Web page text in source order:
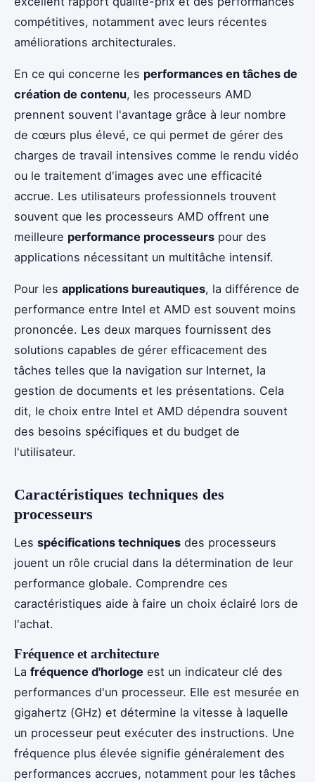
compétitives, notamment avec leurs récentes
améliorations architecturales.
En ce qui concerne les performances en tâches de
création de contenu, les processeurs AMD
prennent souvent l'avantage grâce à leur nombre
de cœurs plus élevé, ce qui permet de gérer des
charges de travail intensives comme le rendu vidéo
ou le traitement d'images avec une efficacité
accrue. Les utilisateurs professionnels trouvent
souvent que les processeurs AMD offrent une
meilleure performance processeurs pour des
applications nécessitant un multitâche intensif.
Pour les applications bureautiques, la différence de
performance entre Intel et AMD est souvent moins
prononcée. Les deux marques fournissent des
solutions capables de gérer efficacement des
tâches telles que la navigation sur Internet, la
gestion de documents et les présentations. Cela
dit, le choix entre Intel et AMD dépendra souvent
des besoins spécifiques et du budget de
l'utilisateur.
Caractéristiques techniques des
processeurs
Les spécifications techniques des processeurs
jouent un rôle crucial dans la détermination de leur
performance globale. Comprendre ces
caractéristiques aide à faire un choix éclairé lors de
l'achat.
Fréquence et architecture
La fréquence d'horloge est un indicateur clé des
performances d'un processeur. Elle est mesurée en
gigahertz (GHz) et détermine la vitesse à laquelle
un processeur peut exécuter des instructions. Une
fréquence plus élevée signifie généralement des
performances accrues, notamment pour les tâches